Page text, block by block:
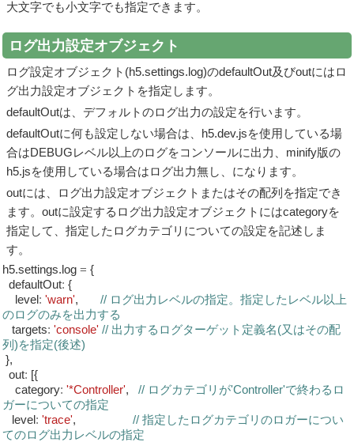
大文字でも小文字でも指定できます。
ログ出力設定オブジェクト
ログ設定オブジェクト(h5.settings.log)のdefaultOut及びoutにはロ
グ出力設定オブジェクトを指定します。
defaultOutは、デフォルトのログ出力の設定を行います。
defaultOutに何も設定しない場合は、h5.dev.jsを使用している場
合はDEBUGレベル以上のログをコンソールに出力、minify版の
h5.jsを使用している場合はログ出力無し、になります。
outには、ログ出力設定オブジェクトまたはその配列を指定でき
ます。 outに設定するログ出力設定オブジェクトにはcategoryを
指定して、指定したログカテゴリについての設定を記述しま
す。
h5.settings.log = {
defaultOut: {
level: 'warn', // ログ出力レベルの指定。指定したレベル以上
のログのみを出力する
targets: 'console' // 出力するログターゲット定義名(又はその配
列)を指定(後述)
},
out: [{
category: '*Controller', // ログカテゴリが'Controller'で終わるロ
ガーについての指定
level: 'trace', // 指定したログカテゴリのロガーについ
てのログ出力レベルの指定